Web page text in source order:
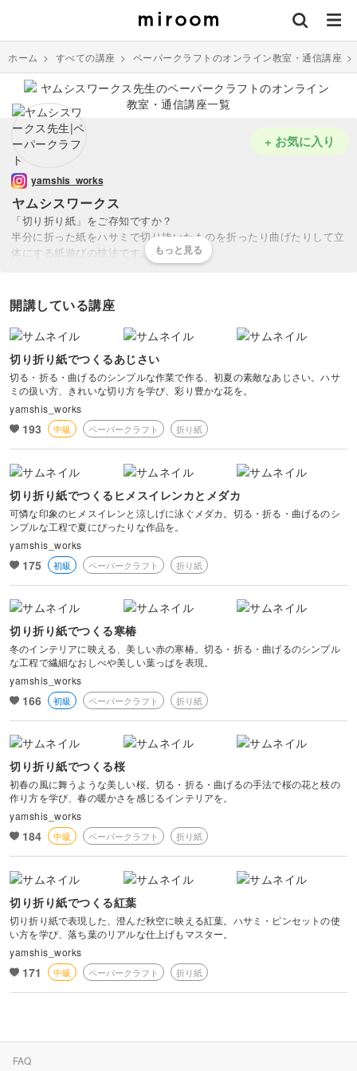
ホーム > すべての講座 > ペーパークラフトのオンライン教室・通信講座
ヤムシスワークス
yamshis_works
「切り折り紙」をご存知ですか？
半分に折った紙をハサミで切り抜いたものを折ったり曲げたりして立
体にする紙遊びの技法です。
当ルームでは、この切り折り紙の技法を取り入れながら、紙で作る植
い「切り折り紙」の魅力に触れていきます。
これまで公開する機会のなかったテクニックやコツもこっそり教えち
ゃいます。
+ お気に入り
開講している講座
切り折り紙でつくるあじさい
切る・折る・曲げるのシンプルな作業で作る、初夏の素敵なあじさい。ハサ
ミの扱い方、きれいな切り方を学び、彩り豊かな花を。
yamshis_works
193 中級 ペーパークラフト 折り紙
切り折り紙でつくるヒメスイレンカとメダカ
可憐な印象のヒメスイレンと涼しげに泳ぐメダカ。切る・折る・曲げるのシ
ンプルな工程で夏にぴったりな作品を。
yamshis_works
175 初級 ペーパークラフト 折り紙
切り折り紙でつくる寒椿
冬のインテリアに映える、美しい赤の寒椿。切る・折る・曲げるのシンプル
な工程で繊細なおしべや美しい葉っぱを表現。
yamshis_works
166 初級 ペーパークラフト 折り紙
切り折り紙でつくる桜
初春の風に舞うような美しい桜。切る・折る・曲げるの手法で桜の花と枝の
作り方を学び、春の暖かさを感じるインテリアを。
yamshis_works
184 中級 ペーパークラフト 折り紙
切り折り紙でつくる紅葉
切り折り紙で表現した、澄んだ秋空に映える紅葉。ハサミ・ピンセットの使
い方を学び、落ち葉のリアルな仕上げもマスター。
yamshis_works
171 中級 ペーパークラフト 折り紙
FAQ